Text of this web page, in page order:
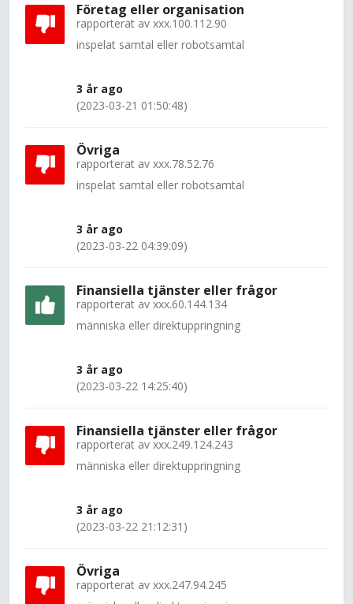
Företag eller organisation
rapporterat av xxx.100.112.90
inspelat samtal eller robotsamtal
3 år ago
(2023-03-21 01:50:48)
Övriga
rapporterat av xxx.78.52.76
inspelat samtal eller robotsamtal
3 år ago
(2023-03-22 04:39:09)
Finansiella tjänster eller frågor
rapporterat av xxx.60.144.134
människa eller direktuppringning
3 år ago
(2023-03-22 14:25:40)
Finansiella tjänster eller frågor
rapporterat av xxx.249.124.243
människa eller direktuppringning
3 år ago
(2023-03-22 21:12:31)
Övriga
rapporterat av xxx.247.94.245